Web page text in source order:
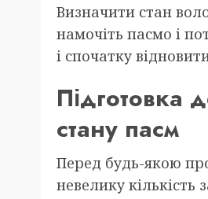
Визначити стан
намочіть пасмо і
і спочатку
Підготовка
стану пасм
Перед будь-якою
невелику кількість